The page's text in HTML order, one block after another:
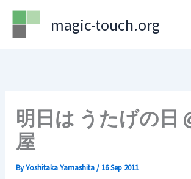
Skip
content
magic-touch.org
明日は うたげの日
屋
ByYoshitaka Yamashita/ 16 Sep 2011